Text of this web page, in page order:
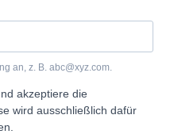
an, z. B. abc@xyz.com.
akzeptiere die
wird ausschließlich dafür